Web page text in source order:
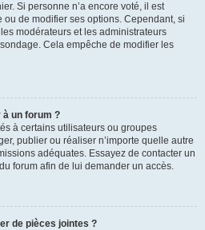
Si personne n’a encore voté, il est
de modifier ses options. Cependant, si
modérateurs et les administrateurs
Cela empêche de modifier les
à un forum ?
à certains utilisateurs ou groupes
publier ou réaliser n’importe quelle autre
adéquates. Essayez de contacter un
forum afin de lui demander un accès.
de pièces jointes ?